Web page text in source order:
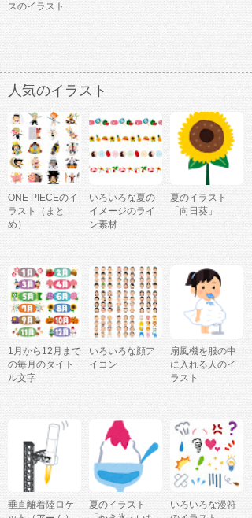
スのイラスト
人気のイラスト
ONE PIECEのイ
ラスト（まと
め）
いろいろな夏の
イメージのライ
ン素材
夏のイラスト
「向日葵」
1月から12月まで
の毎月のタイト
ル文字
いろいろな顔ア
イコン
扇風機を服の中
に入れる人のイ
ラスト
垂直離着陸ロケ
夏のイラスト
いろいろな漫符